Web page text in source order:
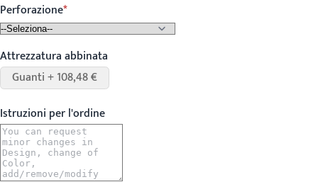
Perforazione
Attrezzatura abbinata
Guanti + 108,48 €
Istruzioni per l'ordine